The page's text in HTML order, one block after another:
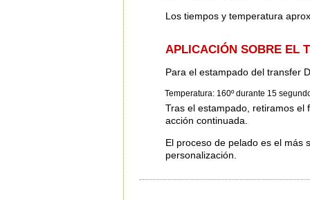
Los tiempos y temperatura
APLICACIÓN SOBRE EL
Para el estampado del transfer
Temperatura: 160º durante 15
Tras el estampado, retiramos
acción continuada.
El proceso de pelado es el más
personalización.